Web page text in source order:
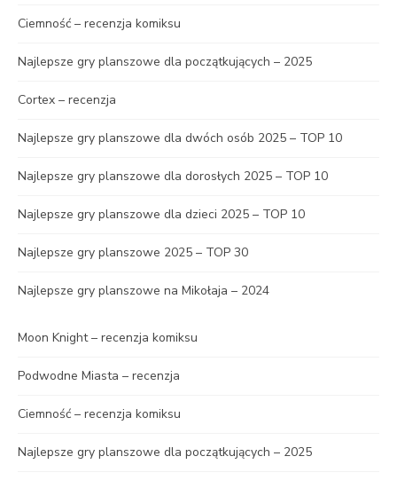
Ciemność – recenzja komiksu
Najlepsze gry planszowe dla początkujących – 2025
Cortex – recenzja
Najlepsze gry planszowe dla dwóch osób 2025 – TOP 10
Najlepsze gry planszowe dla dorosłych 2025 – TOP 10
Najlepsze gry planszowe dla dzieci 2025 – TOP 10
Najlepsze gry planszowe 2025 – TOP 30
Najlepsze gry planszowe na Mikołaja – 2024
Moon Knight – recenzja komiksu
Podwodne Miasta – recenzja
Ciemność – recenzja komiksu
Najlepsze gry planszowe dla początkujących – 2025